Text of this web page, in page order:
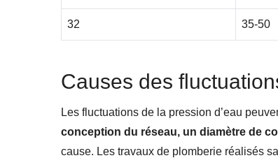
32 35-50
Causes des
Les fluctuations de la pression d’eau
conception du réseau, un diamètre de
cause. Les travaux de plomberie réalisés